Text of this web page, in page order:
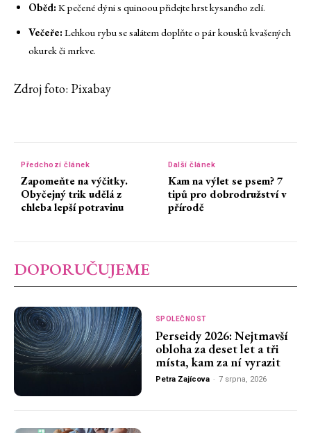
Oběd: K pečené dýni s quinoou přidejte hrst kysaného zelí.
Večeře: Lehkou rybu se salátem doplňte o pár kousků kvašených
okurek či mrkve.
Zdroj foto: Pixabay
Předchozí článek
Zapomeňte na výčitky.
Obyčejný trik udělá z
chleba lepší potravinu
Další článek
Kam na výlet se psem? 7
tipů pro dobrodružství v
přírodě
DOPORUČUJEME
SPOLEČNOST
Perseidy 2026: Nejtmavší
obloha za deset let a tři
místa, kam za ní vyrazit
Petra Zajícova - 7 srpna, 2026